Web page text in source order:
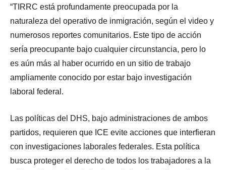
“TIRRC está profundamente preocupada por la
naturaleza del operativo de inmigración, según el video y
numerosos reportes comunitarios. Este tipo de acción
sería preocupante bajo cualquier circunstancia, pero lo
es aún más al haber ocurrido en un sitio de trabajo
ampliamente conocido por estar bajo investigación
laboral federal.
Las políticas del DHS, bajo administraciones de ambos
partidos, requieren que ICE evite acciones que interfieran
con investigaciones laborales federales. Esta política
busca proteger el derecho de todos los trabajadores a la